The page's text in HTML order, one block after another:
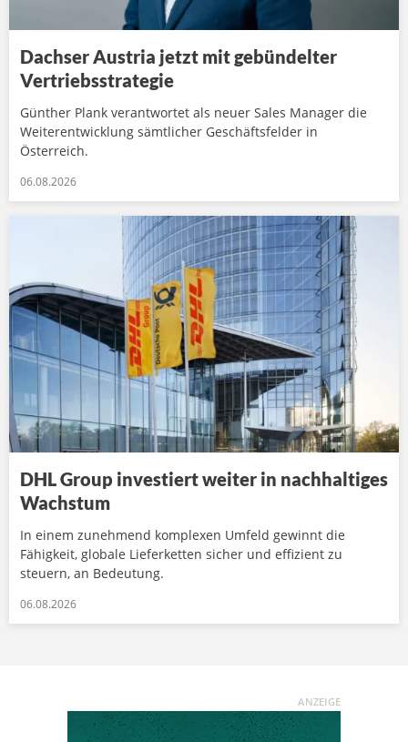
Dachser Austria jetzt mit gebündelter
Vertriebsstrategie
Günther Plank verantwortet als neuer Sales Manager die
Weiterentwicklung sämtlicher Geschäftsfelder in
Österreich.
06.08.2026
DHL Group investiert weiter in nachhaltiges
Wachstum
In einem zunehmend komplexen Umfeld gewinnt die
Fähigkeit, globale Lieferketten sicher und effizient zu
steuern, an Bedeutung.
06.08.2026
ANZEIGE